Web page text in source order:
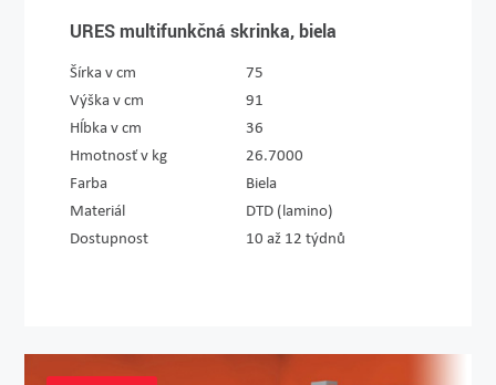
URES multifunkčná skrinka, biela
Šírka v cm
75
Výška v cm
91
Hĺbka v cm
36
Hmotnosť v kg
26.7000
Farba
Biela
Materiál
DTD (lamino)
Dostupnost
10 až 12 týdnů